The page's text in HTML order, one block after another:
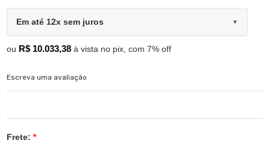
Em até 12x sem juros ▼
ou R$ 10.033,38 à vista no pix, com 7% off
Escreva uma avaliação
Frete: *